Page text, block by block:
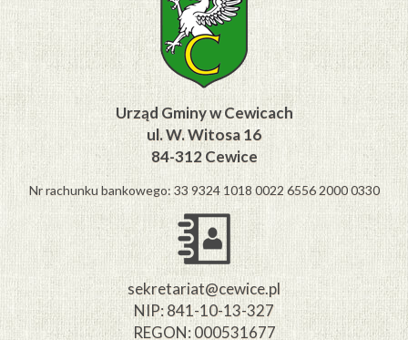
Urząd Gminy w Cewicach
ul. W. Witosa 16
84-312 Cewice
Nr rachunku bankowego: 33 9324 1018 0022 6556 2000 0330
sekretariat@cewice.pl
NIP: 841-10-13-327
REGON: 000531677